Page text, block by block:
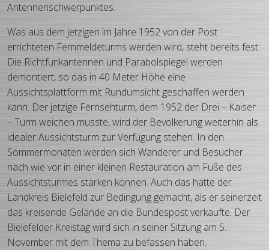
Antennenschwerpunktes.
Was aus dem jetzigen im Jahre 1952 von der Post
errichteten Fernmeldeturms werden wird, steht bereits fest:
Die Richtfunkantennen und Parabolspiegel werden
demontiert, so das in 40 Meter Höhe eine
Aussichtsplattform mit Rundumsicht geschaffen werden
kann. Der jetzige Fernsehturm, dem 1952 der Drei – Kaiser
– Turm weichen musste, wird der Bevölkerung weiterhin als
idealer Aussichtsturm zur Verfügung stehen. In den
Sommermonaten werden sich Wanderer und Besucher
nach wie vor in einer kleinen Restauration am Fuße des
Aussichtsturmes stärken können. Auch das hatte der
Landkreis Bielefeld zur Bedingung gemacht, als er seinerzeit
das kreisende Gelände an die Bundespost verkaufte. Der
Bielefelder Kreistag wird sich in seiner Sitzung am 5.
November mit dem Thema zu befassen haben.